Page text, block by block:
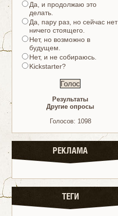
Да, и продолжаю это
делать.
Да, пару раз, но сейчас нет
ничего стоящего.
Нет, но возможно в
будущем.
Нет, и не собираюсь.
Kickstarter?
Результаты
Другие опросы
Голосов: 1098
РЕКЛАМА
ТЕГИ